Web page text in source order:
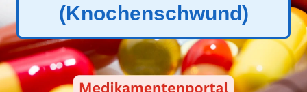
(Knochenschwund)